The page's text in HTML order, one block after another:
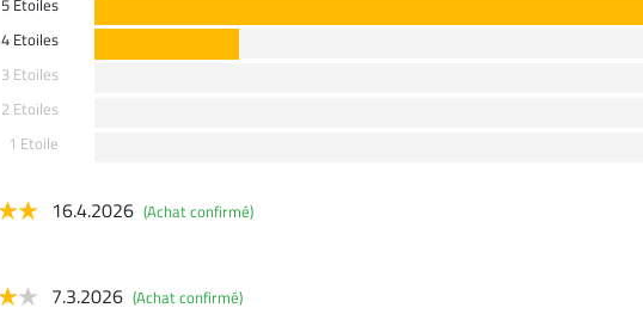
5 Etoiles
4 Etoiles
3 Etoiles
2 Etoiles
1 Etoile
16.4.2026 (Achat confirmé)
7.3.2026 (Achat confirmé)